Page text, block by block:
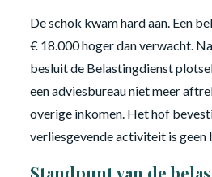
De schok kwam hard aan. Een
€ 18.000 hoger dan verwacht.
besluit de Belastingdienst
een adviesbureau niet meer
overige inkomen. Het hof
verliesgevende activiteit is geen